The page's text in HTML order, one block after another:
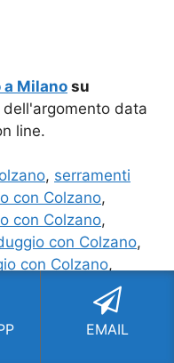
Milanosu
data
line.
, serramenti
con Colzano,
con Colzano,
con Colzano,
con Colzano,
Colzano
Colzano
migliori
showroom
EMAIL